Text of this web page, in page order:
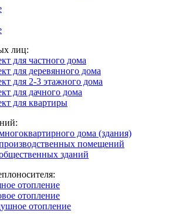
лиц:
для частного дома
для деревянного дома
для 2-3 этажного дома
для дачного дома
для квартиры
дома (здания)
помещений
зданий
отопление
отопление
отопление